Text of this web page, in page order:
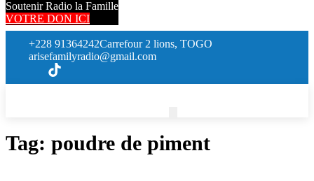
Soutenir Radio la Famille
VOTRE DON ICI
+228 91364242Carrefour 2 lions, TOGO
arisefamilyradio@gmail.com
Tag: poudre de piment